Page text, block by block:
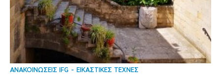
ΑΝΑΚΟΙΝΩΣΕΙΣ IFG ΕΙΚΑΣΤΙΚΕΣ ΤΕΧΝΕΣ